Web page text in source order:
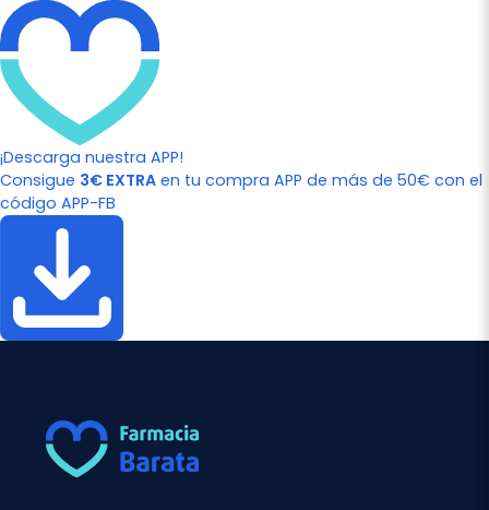
¡Descarga nuestra APP!
Consigue 3€ EXTRA en tu compra APP de más de 50€ con el
código APP-FB